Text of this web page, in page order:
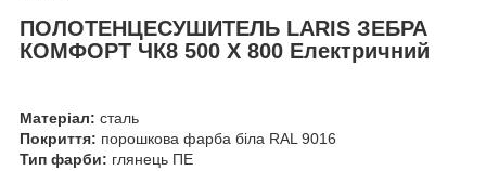
ПОЛОТЕНЦЕСУШИТЕЛЬ LARIS ЗЕБРА
КОМФОРТ ЧК8 500 Х 800 Електричний
Матеріал: сталь
Покриття: порошкова фарба біла RAL 9016
Тип фарби: глянець ПЕ